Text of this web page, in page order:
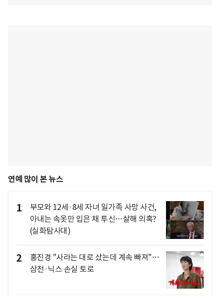
연예 많이 본 뉴스
1
부모와 12세·8세 자녀 일가족 사망 사건,
아내는 속옷만 입은 채 투신…살해 의혹?
(실화탐사대)
2
홍진경 "사라는 대로 샀는데 계속 빠져"…
삼전·닉스 손실 토로